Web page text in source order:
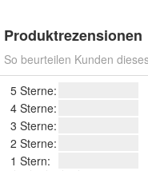
Produktrezensionen
So beurteilen Kunden
5 Sterne:
4 Sterne:
3 Sterne:
2 Sterne:
1 Stern: